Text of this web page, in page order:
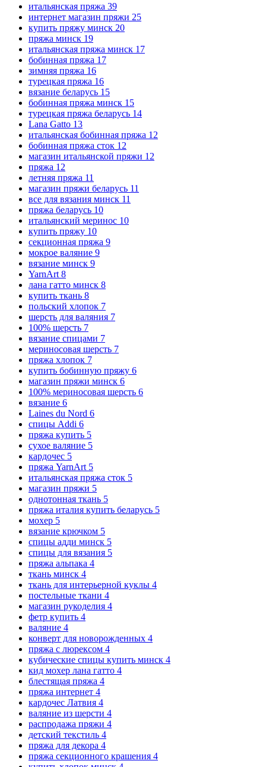
итальянская пряжа 39
интернет магазин пряжи 25
купить пряжу минск 20
пряжа минск 19
итальянская пряжа минск 17
бобинная пряжа 17
зимняя пряжа 16
турецкая пряжа 16
вязание беларусь 15
бобинная пряжа минск 15
турецкая пряжа беларусь 14
Lana Gatto 13
итальянская бобинная пряжа 12
бобинная пряжа сток 12
магазин итальянской пряжи 12
пряжа 12
летняя пряжа 11
магазин пряжи беларусь 11
все для вязания минск 11
пряжа беларусь 10
итальянский меринос 10
купить пряжу 10
секционная пряжа 9
мокрое валяние 9
вязание минск 9
YarnArt 8
лана гатто минск 8
купить ткань 8
польский хлопок 7
шерсть для валяния 7
100% шерсть 7
вязание спицами 7
мериносовая шерсть 7
пряжа хлопок 7
купить бобинную пряжу 6
магазин пряжи минск 6
100% мериносовая шерсть 6
вязание 6
Laines du Nord 6
спицы Addi 6
пряжа купить 5
сухое валяние 5
кардочес 5
пряжа YarnArt 5
итальянская пряжа сток 5
магазин пряжи 5
однотонная ткань 5
пряжа италия купить беларусь 5
мохер 5
вязание крючком 5
спицы адди минск 5
спицы для вязания 5
пряжа альпака 4
ткань минск 4
ткань для интерьерной куклы 4
постельные ткани 4
магазин рукоделия 4
фетр купить 4
валяние 4
конверт для новорожденных 4
пряжа с люрексом 4
кубические спицы купить минск 4
кид мохер лана гатто 4
блестящая пряжа 4
пряжа интернет 4
кардочес Латвия 4
валяние из шерсти 4
распродажа пряжи 4
детский текстиль 4
пряжа для декора 4
пряжа секционного крашения 4